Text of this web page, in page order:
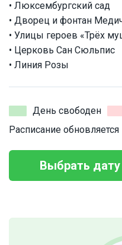
• Люксембургский сад
• Дворец и фонтан
• Улицы героев «Трёх
• Церковь Сан Сюльпис
• Линия Розы
День свободен
Расписание
Выбрать